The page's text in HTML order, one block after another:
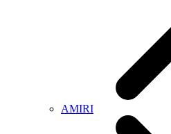
AMIRI